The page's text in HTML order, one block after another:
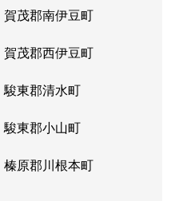
賀茂郡南伊豆町
賀茂郡西伊豆町
駿東郡清水町
駿東郡小山町
榛原郡川根本町